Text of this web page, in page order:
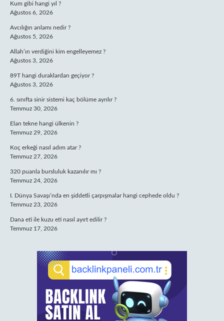
Kum gibi hangi yıl ?
Ağustos 6, 2026
Avcılığın anlamı nedir ?
Ağustos 5, 2026
Allah’ın verdiğini kim engelleyemez ?
Ağustos 3, 2026
89T hangi duraklardan geçiyor ?
Ağustos 3, 2026
6. sınıfta sinir sistemi kaç bölüme ayrılır ?
Temmuz 30, 2026
Elan tekne hangi ülkenin ?
Temmuz 29, 2026
Koç erkeği nasıl adım atar ?
Temmuz 27, 2026
320 puanla bursluluk kazanılır mı ?
Temmuz 24, 2026
I. Dünya Savaşı’nda en şiddetli çarpışmalar hangi cephede oldu ?
Temmuz 23, 2026
Dana eti ile kuzu eti nasıl ayırt edilir ?
Temmuz 17, 2026